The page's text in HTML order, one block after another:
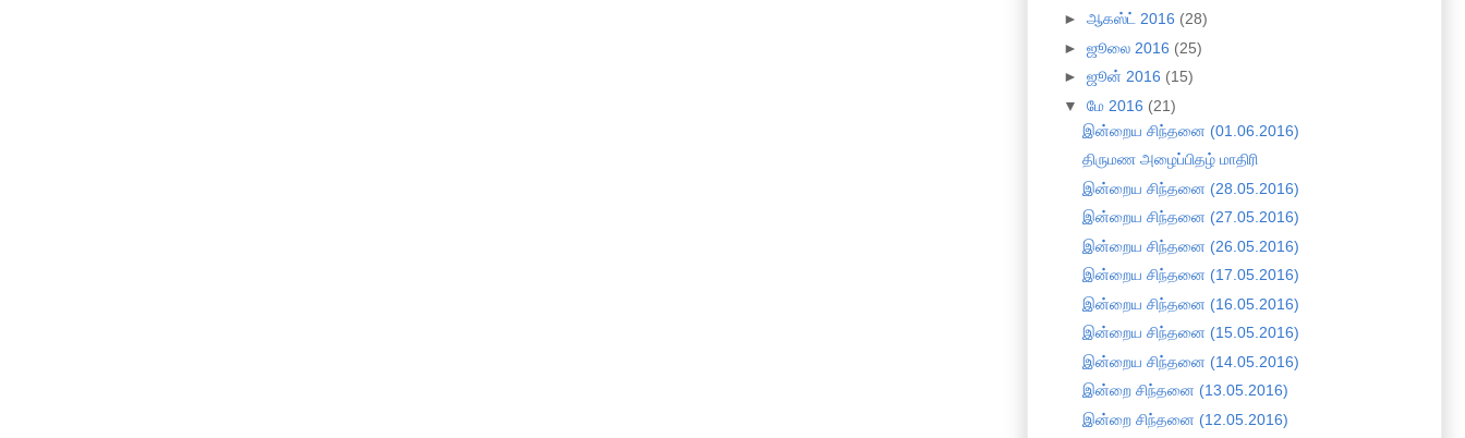
► ஆகஸ்ட் 2016 (28)
► ஜூலை 2016 (25)
► ஜூன் 2016 (15)
▼ மே 2016 (21)
இன்றைய சிந்தனை (01.06.2016)
திருமண அழைப்பிதழ் மாதிரி
இன்றைய சிந்தனை (28.05.2016)
இன்றைய சிந்தனை (27.05.2016)
இன்றைய சிந்தனை (26.05.2016)
இன்றைய சிந்தனை (17.05.2016)
இன்றைய சிந்தனை (16.05.2016)
இன்றைய சிந்தனை (15.05.2016)
இன்றைய சிந்தனை (14.05.2016)
இன்றை சிந்தனை (13.05.2016)
இன்றை சிந்தனை (12.05.2016)